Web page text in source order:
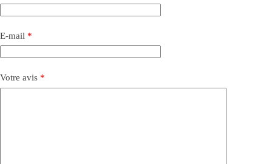
E-mail *
Votre avis *